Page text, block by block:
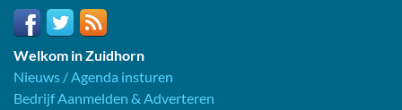
Welkom in Zuidhorn
Nieuws / Agenda insturen
Bedrijf Aanmelden & Adverteren